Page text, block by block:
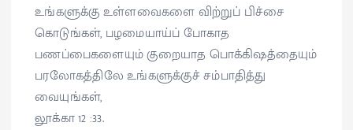
உங்களுக்கு உள்ளவைகளை விற்றுப் பிச்சை
கொடுங்கள், பழமையாய்ப் போகாத
பணப்பைகளையும் குறையாத பொக்கிஷத்தையும்
பரலோகத்திலே உங்களுக்குச் சம்பாதித்து
வையுங்கள்,
லூக்கா 12 :33.